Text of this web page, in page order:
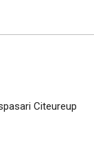
Citeureup